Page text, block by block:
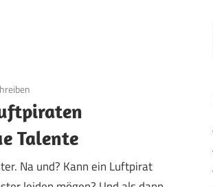
Talente
Na und? Kann ein Luftpirat